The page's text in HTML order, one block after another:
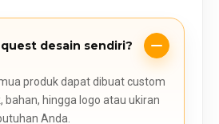
desain sendiri?
produk dapat dibuat custom
bahan, hingga logo atau ukiran
Anda.